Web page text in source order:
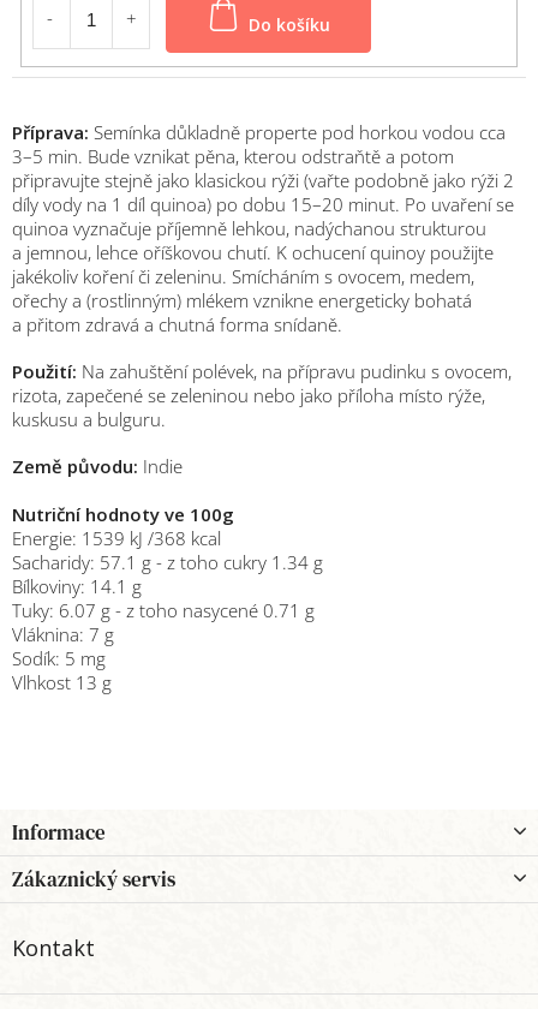
Do košíku
Příprava: Semínka důkladně properte pod horkou vodou cca
3–5 min. Bude vznikat pěna, kterou odstraňtě a potom
připravujte stejně jako klasickou rýži (vařte podobně jako rýži 2
díly vody na 1 díl quinoa) po dobu 15–20 minut. Po uvaření se
quinoa vyznačuje příjemně lehkou, nadýchanou strukturou
a jemnou, lehce oříškovou chutí. K ochucení quinoy použijte
jakékoliv koření či zeleninu. Smícháním s ovocem, medem,
ořechy a (rostlinným) mlékem vznikne energeticky bohatá
a přitom zdravá a chutná forma snídaně.
Použití: Na zahuštění polévek, na přípravu pudinku s ovocem,
rizota, zapečené se zeleninou nebo jako příloha místo rýže,
kuskusu a bulguru.
Země původu: Indie
Nutriční hodnoty ve 100g
Energie: 1539 kJ /368 kcal
Sacharidy: 57.1 g - z toho cukry 1.34 g
Bílkoviny: 14.1 g
Tuky: 6.07 g - z toho nasycené 0.71 g
Vláknina: 7 g
Sodík: 5 mg
Vlhkost 13 g
á
p
a
Informace
Zákaznický servis
Kontakt